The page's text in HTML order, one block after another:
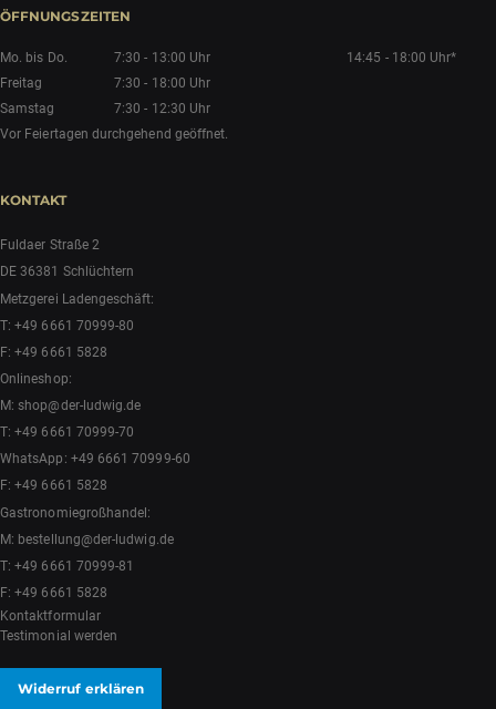
ÖFFNUNGSZEITEN
Mo. bis Do. 7:30 - 13:00 Uhr
14:45 - 18:00 Uhr*
Freitag
7:30 - 18:00 Uhr
Samstag
7:30 - 12:30 Uhr
Vor Feiertagen durchgehend geöffnet.
KONTAKT
Fuldaer Straße 2
DE 36381 Schlüchtern
Metzgerei Ladengeschäft:
T:+49 6661 70999-80
F: +49 6661 5828
Onlineshop:
M:shop@der-ludwig.de
T:+49 6661 70999-70
WhatsApp: +49 6661 70999-60
F: +49 6661 5828
Gastronomiegroßhandel:
M: bestellung@der-ludwig.de
T:+49 6661 70999-81
F: +49 6661 5828
Kontaktformular
Testimonial werden
Widerruf erklären